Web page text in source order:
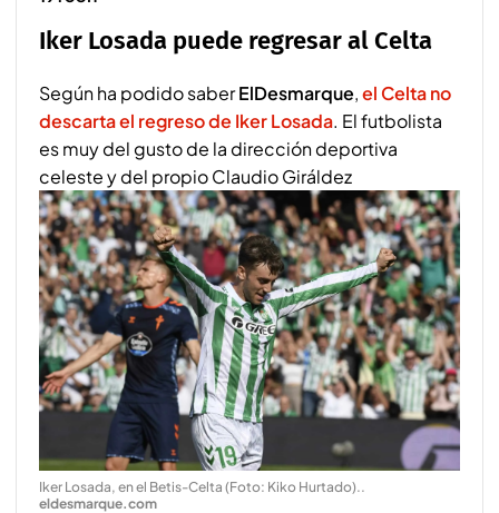
Iker Losada puede regresar al Celta
Según ha podido saberElDesmarque,el Celta no
descarta el regreso de Iker Losada. El futbolista
es muy del gusto de la dirección deportiva
celeste y del propio Claudio Giráldez
Iker Losada, en el Betis-Celta (Foto: Kiko Hurtado)..
eldesmarque.com